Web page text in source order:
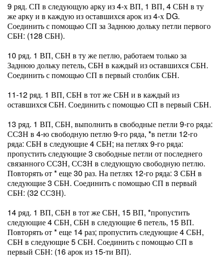
9 ряд. СП в следующую арку из 4-х ВП, 1 ВП, 4 СБН в ту
же арку и в каждую из оставшихся арок из 4-х DG.
Соединить с помощью СП за Заднюю дольку петли первого
СБН: (128 СБН).
10 ряд. 1 ВП, СБН в ту же петлю, работаем только за
Заднюю дольку петель, СБН в каждый из оставшихся СБН.
Соединить с помощью СП в первый столбик СБН.
11-12 ряд. 1 ВП, СБН в тот же СБН и в каждый из
оставшихся СБН. Соединить с помощью СП в первый СБН.
13 ряд. 1 ВП, СБН, выполнить в свободные петли 9-го ряда:
СС3Н в 4-ю свободную петлю 9-го ряда, *в петли 12-го
ряда: СБН в следующие 4 СБН; на петлях 9-го ряда:
пропустить следующие 3 свободные петли от последнего
связанного СС3Н, СС3Н в следующую свободную петлю.
Повторять от * еще 30 раз. На петлях 12-го ряда: 3 СБН в
следующие 3 СБН. Соединить с помощью СП в первый
СБН: (32 СС3Н).
14 ряд. 1 ВП, СБН в тот же СБН, 15 ВП, *пропустить
следующие 4 СБН, СБН в следующие 6 петель, 15 ВП.
Повторять от * еще 14 раз; пропустить следующие 4 СБН,
СБН в следующие 5 СБН. Соединить с помощью СП в
первый СБН: (16 арок из 15-ти ВП).